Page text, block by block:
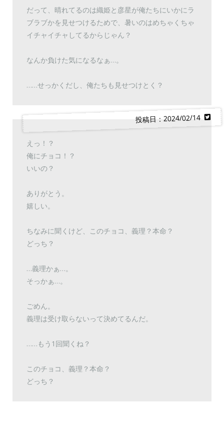
だって、晴れてるのは織姫と彦星が俺たちにいかにラ
ブラブかを見せつけるためで、暑いのはめちゃくちゃ
イチャイチャしてるからじゃん？
なんか負けた気になるなぁ…。
……せっかくだし、俺たちも見せつけとく？
投稿日：2024/02/14
えっ！？
俺にチョコ！？
いいの？
ありがとう。
嬉しい。
ちなみに聞くけど、このチョコ、義理？本命？
どっち？
…義理かぁ…。
そっかぁ…。
ごめん。
義理は受け取らないって決めてるんだ。
……もう1回聞くね？
このチョコ、義理？本命？
どっち？